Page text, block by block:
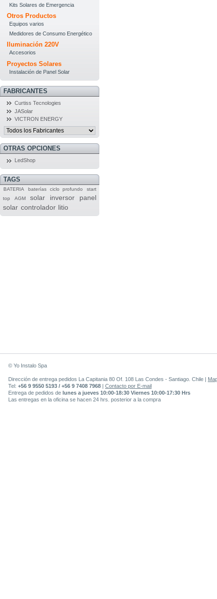
Kits Solares de Emergencia
Otros Productos
Equipos varios
Medidores de Consumo Energético
Iluminación 220V
Accesorios
Proyectos Solares
Instalación de Panel Solar
FABRICANTES
Curtiss Tecnologies
JASolar
VICTRON ENERGY
OTRAS OPCIONES
LedShop
TAGS
BATERIA baterías ciclo profundo
start
top
AGM solar inversor
panel
solar controlador litio
© Yo Instalo Spa
Dirección de entrega pedidos La Capitania 80 Of. 108 Las Condes - Santiago. Chile |
Tel: +56 9 9550 5193 / +56 9 7408 7968 | Contacto por E-mail
Entrega de pedidos de lunes a jueves 10:00-18:30 Viernes 10:00-17:30 Hrs
Las entregas en la oficina se hacen 24 hrs. posterior a la compra